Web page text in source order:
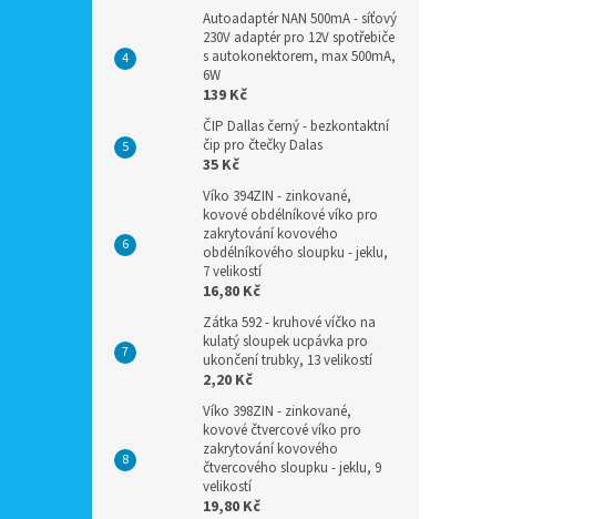
Autoadaptér NAN 500mA - síťový
230V adaptér pro 12V spotřebiče
s autokonektorem, max 500mA,
6W
139 Kč
ČIP Dallas černý - bezkontaktní
čip pro čtečky Dalas
35 Kč
Víko 394ZIN - zinkované,
kovové obdélníkové víko pro
zakrytování kovového
obdélníkového sloupku - jeklu,
7 velikostí
16,80 Kč
Zátka 592 - kruhové víčko na
kulatý sloupek ucpávka pro
ukončení trubky, 13 velikostí
2,20 Kč
Víko 398ZIN - zinkované,
kovové čtvercové víko pro
zakrytování kovového
čtvercového sloupku - jeklu, 9
velikostí
19,80 Kč